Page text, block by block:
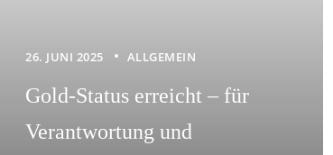
26. JUNI 2025 ALLGEMEIN
Gold-Status erreicht – für
Verantwortung und